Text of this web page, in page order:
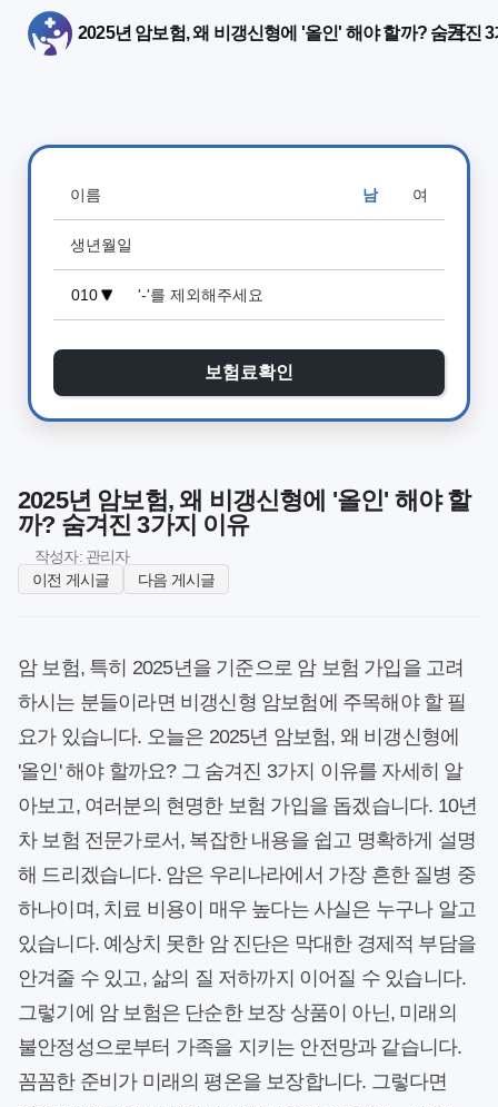
2025년 암보험, 왜 비갱신형에 '올인' 해야 할까? 숨겨진
남 여
보험료확인
2025년 암보험, 왜 비갱신형에 '올인' 해야 할
까? 숨겨진 3가지 이유
작성자: 관리자
이전 게시글
다음 게시글
암 보험, 특히 2025년을 기준으로 암 보험 가입을 고려
하시는 분들이라면 비갱신형 암보험에 주목해야 할 필
요가 있습니다. 오늘은 2025년 암보험, 왜 비갱신형에
'올인' 해야 할까요? 그 숨겨진 3가지 이유를 자세히 알
아보고, 여러분의 현명한 보험 가입을 돕겠습니다. 10년
차 보험 전문가로서, 복잡한 내용을 쉽고 명확하게 설명
해 드리겠습니다. 암은 우리나라에서 가장 흔한 질병 중
하나이며, 치료 비용이 매우 높다는 사실은 누구나 알고
있습니다. 예상치 못한 암 진단은 막대한 경제적 부담을
안겨줄 수 있고, 삶의 질 저하까지 이어질 수 있습니다.
그렇기에 암 보험은 단순한 보장 상품이 아닌, 미래의
불안정성으로부터 가족을 지키는 안전망과 같습니다.
꼼꼼한 준비가 미래의 평온을 보장합니다. 그렇다면